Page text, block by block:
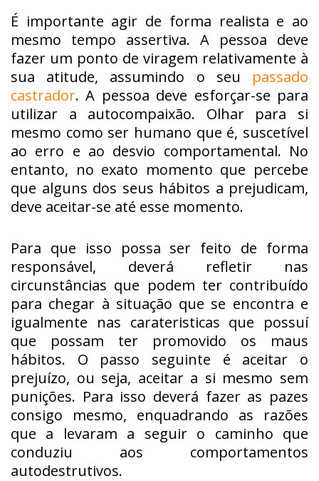
É importante agir de forma realista e ao
mesmo tempo assertiva. A pessoa deve
fazer um ponto de viragem relativamente à
sua atitude, assumindo o seu passado
castrador. A pessoa deve esforçar-se para
utilizar a autocompaixão. Olhar para si
mesmo como ser humano que é, suscetível
ao erro e ao desvio comportamental. No
entanto, no exato momento que percebe
que alguns dos seus hábitos a prejudicam,
deve aceitar-se até esse momento.
Para que isso possa ser feito de forma
responsável, deverá refletir nas
circunstâncias que podem ter contribuído
para chegar à situação que se encontra e
igualmente nas carateristicas que possuí
que possam ter promovido os maus
hábitos. O passo seguinte é aceitar o
prejuízo, ou seja, aceitar a si mesmo sem
punições. Para isso deverá fazer as pazes
consigo mesmo, enquadrando as razões
que a levaram a seguir o caminho que
conduziu aos comportamentos
autodestrutivos.